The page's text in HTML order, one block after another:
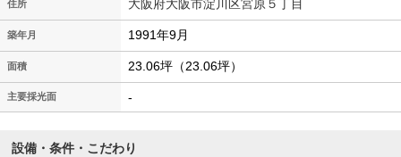
住所 大阪府大阪市淀川区宮原５丁目
築年月 1991年9月
面積 23.06坪（23.06坪）
主要採光面 -
設備・条件・こだわり